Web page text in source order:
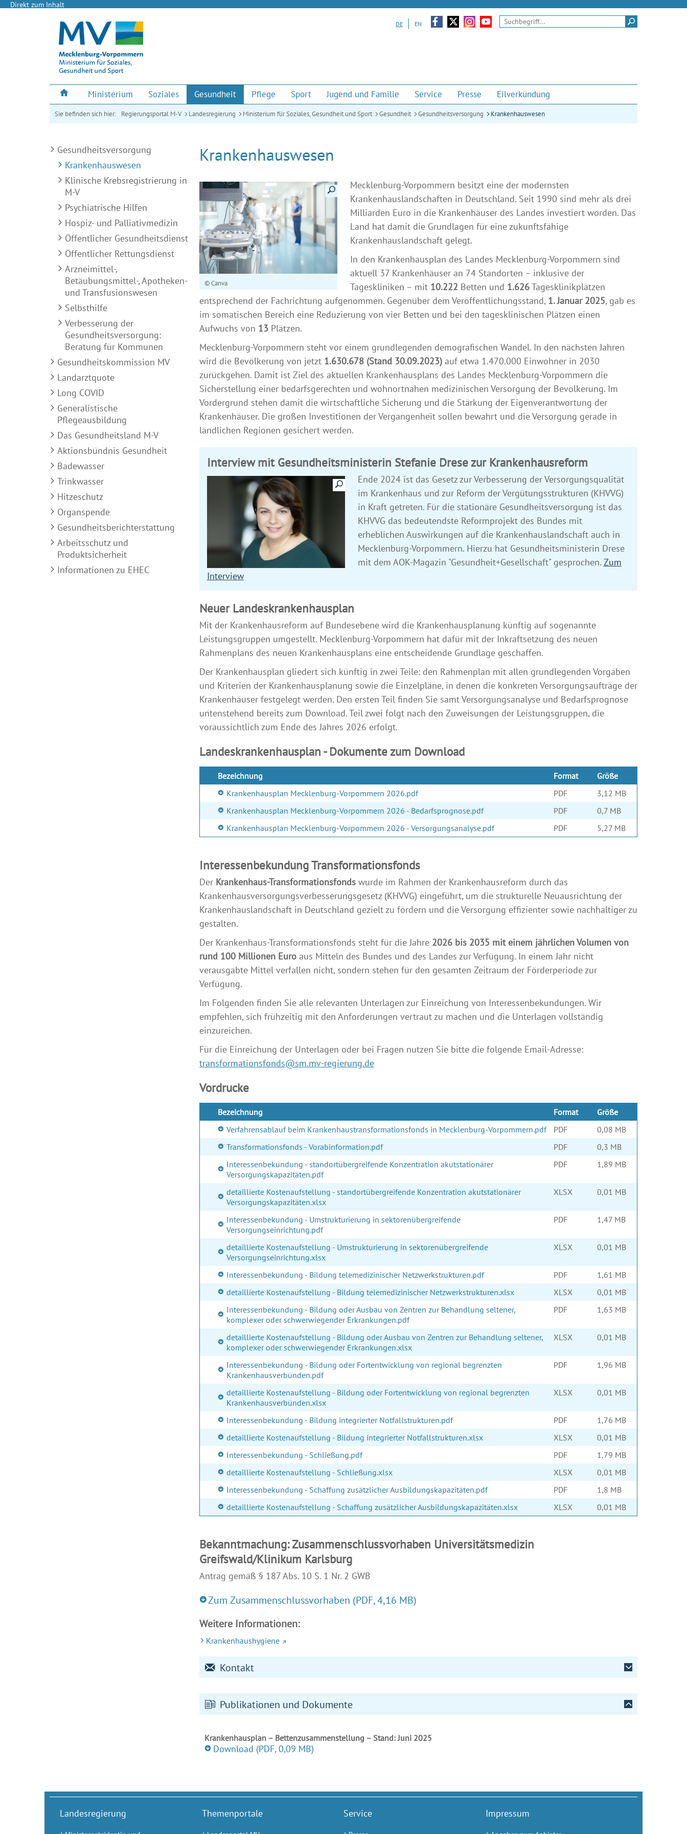
Direkt zum Inhalt
DE EN
Zu unserem Facebook-AuftrittZu unserem Twitter-KanalZu unseren Instagram-Momenten
Zu unserem Youtube-Kanal
Suchen
Ministerium Soziales Gesundheit Pflege Sport Jugend und Familie Service Presse Eilverkündung
Sie befinden sich hier: Regierungsportal M-V Landesregierung Ministerium für Soziales, Gesundheit und Sport Gesundheit Gesundheitsversorgung Krankenhauswesen
Gesundheitsversorgung
Krankenhauswesen
Klinische Krebs­registrierung in
M-V
Psychiatrische Hilfen
Hospiz- und Palliativmedizin
Öffentlicher Gesundheitsdienst
Öffentlicher Rettungsdienst
Arzneimittel-,
Betäubungsmittel-, Apotheken-
und Transfusionswesen
Selbsthilfe
Verbesserung der
Gesundheitsversorgung:
Beratung für Kommunen
Gesundheitskommission MV
Landarztquote
Long COVID
Generalistische
Pflegeausbildung
Das Gesundheitsland M-V
Aktionsbündnis Gesundheit
Badewasser
Trinkwasser
Hitzeschutz
Organspende
Gesundheitsberichterstattung
Arbeitsschutz und
Produktsicherheit
Informationen zu EHEC
Krankenhauswesen
Details anzeigen
© Canva
Mecklenburg-Vorpommern besitzt eine der modernsten
Krankenhauslandschaften in Deutschland. Seit 1990 sind mehr als drei
Milliarden Euro in die Krankenhäuser des Landes investiert worden. Das
Land hat damit die Grundlagen für eine zukunftsfähige
Krankenhauslandschaft gelegt.
In den Krankenhausplan des Landes Mecklenburg-Vorpommern sind
aktuell 37 Krankenhäuser an 74 Standorten – inklusive der
Tageskliniken – mit 10.222 Betten und 1.626Tagesklinikplätzen
entsprechend der Fachrichtung aufgenommen. Gegenüber dem Veröffentlichungsstand, 1. Januar 2025, gab es
im somatischen Bereich eine Reduzierung von vier Betten und bei den tagesklinischen Plätzen einen
Aufwuchs von 13Plätzen.
Mecklenburg-Vorpommern steht vor einem grundlegenden demografischen Wandel. In den nächsten Jahren
wird die Bevölkerung von jetzt 1.630.678 (Stand 30.09.2023)auf etwa 1.470.000 Einwohner in 2030
zurückgehen. Damit ist Ziel des aktuellen Krankenhausplans des Landes Mecklenburg-Vorpommern die
Sicherstellung einer bedarfsgerechten und wohnortnahen medizinischen Versorgung der Bevölkerung. Im
Vordergrund stehen damit die wirtschaftliche Sicherung und die Stärkung der Eigenverantwortung der
Krankenhäuser. Die großen Investitionen der Vergangenheit sollen bewahrt und die Versorgung gerade in
ländlichen Regionen gesichert werden.
Interview mit Gesundheitsministerin Stefanie Drese zur Krankenhausreform
Details anzeigenEnde 2024 ist das Gesetz zur Verbesserung der Versorgungsqualität
im Krankenhaus und zur Reform der Vergütungsstrukturen (KHVVG)
in Kraft getreten. Für die stationäre Gesundheitsversorgung ist das
KHVVG das bedeutendste Reformprojekt des Bundes mit
erheblichen Auswirkungen auf die Krankenhauslandschaft auch in
Mecklenburg-Vorpommern. Hierzu hat Gesundheitsministerin Drese
mit dem AOK-Magazin "Gesundheit+Gesellschaft" gesprochen. Zum
Interview
Neuer Landeskrankenhausplan
Mit der Krankenhausreform auf Bundesebene wird die Krankenhausplanung künftig auf sogenannte
Leistungsgruppen umgestellt. Mecklenburg-Vorpommern hat dafür mit der Inkraftsetzung des neuen
Rahmenplans des neuen Krankenhausplans eine entscheidende Grundlage geschaffen.
Der Krankenhausplan gliedert sich künftig in zwei Teile: den Rahmenplan mit allen grundlegenden Vorgaben
und Kriterien der Krankenhausplanung sowie die Einzelpläne, in denen die konkreten Versorgungsaufträge der
Krankenhäuser festgelegt werden. Den ersten Teil finden Sie samt Versorgungsanalyse und Bedarfsprognose
untenstehend bereits zum Download. Teil zwei folgt nach den Zuweisungen der Leistungsgruppen, die
voraussichtlich zum Ende des Jahres 2026 erfolgt.
Landeskrankenhausplan - Dokumente zum Download
Bezeichnung Format
Größe
Krankenhausplan Mecklenburg-Vorpommern 2026.pdf
PDF
3,12 MB
Krankenhausplan Mecklenburg-Vorpommern 2026 - Bedarfsprognose.pdf
PDF
0,7 MB
Krankenhausplan Mecklenburg-Vorpommern 2026 - Versorgungsanalyse.pdf
PDF 5,27 MB
Interessenbekundung Transformationsfonds
Der Krankenhaus-Transformationsfondswurde im Rahmen der Krankenhausreform durch das
Krankenhausversorgungsverbesserungsgesetz (KHVVG) eingeführt, um die strukturelle Neuausrichtung der
Krankenhauslandschaft in Deutschland gezielt zu fördern und die Versorgung effizienter sowie nachhaltiger zu
gestalten.
Der Krankenhaus-Transformationsfonds steht für die Jahre 2026 bis 2035 mit einem jährlichen Volumen von
rund 100 Millionen Euroaus Mitteln des Bundes und des Landes zur Verfügung. In einem Jahr nicht
verausgabte Mittel verfallen nicht, sondern stehen für den gesamten Zeitraum der Förderperiode zur
Verfügung.
Im Folgenden finden Sie alle relevanten Unterlagen zur Einreichung von Interessenbekundungen. Wir
empfehlen, sich frühzeitig mit den Anforderungen vertraut zu machen und die Unterlagen vollständig
einzureichen.
Für die Einreichung der Unterlagen oder bei Fragen nutzen Sie bitte die folgende Email-Adresse:
transformationsfonds@sm.mv-regierung.de
Vordrucke
Bezeichnung Format
Größe
Verfahrensablauf beim Krankenhaustransformationsfonds in Mecklenburg-Vorpommern.pdf
PDF
0,08 MB
Transformationsfonds - Vorabinformation.pdf
PDF
0,3 MB
Interessenbekundung - standortübergreifende Konzentration akutstationärer
Versorgungskapazitäten.pdf
PDF 1,89 MB
detaillierte Kostenaufstellung - standortübergreifende Konzentration akutstationärer
Versorgungskapazitäten.xlsx
XLSX 0,01 MB
Interessenbekundung - Umstrukturierung in sektorenübergreifende
Versorgungseinrichtung.pdf
PDF 1,47 MB
detaillierte Kostenaufstellung - Umstrukturierung in sektorenübergreifende
Versorgungseinrichtung.xlsx
XLSX 0,01 MB
Interessenbekundung - Bildung telemedizinischer Netzwerkstrukturen.pdf PDF
1,61 MB
detaillierte Kostenaufstellung - Bildung telemedizinischer Netzwerkstrukturen.xlsx
XLSX
0,01 MB
Interessenbekundung - Bildung oder Ausbau von Zentren zur Behandlung seltener,
komplexer oder schwerwiegender Erkrankungen.pdf
PDF 1,63 MB
detaillierte Kostenaufstellung - Bildung oder Ausbau von Zentren zur Behandlung seltener,
komplexer oder schwerwiegender Erkrankungen.xlsx
XLSX 0,01 MB
Interessenbekundung - Bildung oder Fortentwicklung von regional begrenzten
Krankenhausverbünden.pdf
PDF 1,96 MB
detaillierte Kostenaufstellung - Bildung oder Fortentwicklung von regional begrenzten
Krankenhausverbünden.xlsx
XLSX 0,01 MB
Interessenbekundung - Bildung integrierter Notfallstrukturen.pdf PDF
1,76 MB
detaillierte Kostenaufstellung - Bildung integrierter Notfallstrukturen.xlsx
XLSX
0,01 MB
Interessenbekundung - Schließung.pdf
PDF
1,79 MB
detaillierte Kostenaufstellung - Schließung.xlsx
XLSX
0,01 MB
Interessenbekundung - Schaffung zusätzlicher Ausbildungskapazitäten.pdf
PDF
1,8 MB
detaillierte Kostenaufstellung - Schaffung zusätzlicher Ausbildungskapazitäten.xlsx
XLSX 0,01 MB
Bekanntmachung: Zusammenschlussvorhaben Universitätsmedizin
Greifswald/Klinikum Karlsburg
Antrag gemäß § 187 Abs. 10 S. 1 Nr. 2 GWB
Zum Zusammenschlussvorhaben (PDF, 4,16 MB)
Weitere Informationen:
Krankenhaushygiene
Kontakt
Publikationen und Dokumente
Krankenhausplan – Bettenzusammenstellung – Stand: Juni 2025
Download (PDF, 0,09 MB)
Landesregierung Themenportale Service Impressum